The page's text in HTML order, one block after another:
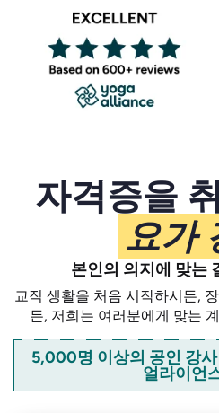
자격증을
요가
본인의 의지에 맞는
교직 생활을 처음 시작하시든,
든, 저희는 여러분에게 맞는
5,000명 이상의 공인 강사
얼라이언